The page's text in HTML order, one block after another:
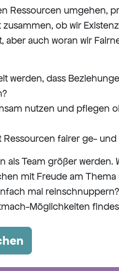
Ressourcen umgehen,
ob wir
auch woran wir
werden, dass
nutzen und pflegen
fairer ge-
als Team größer werden.
mit Freude am Thema
mal
Möglichkeiten